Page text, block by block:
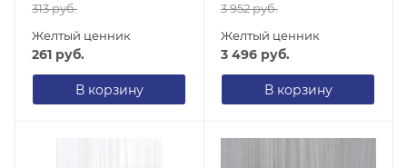
313руб.
Желтый ценник
261 руб.
В корзину
3 952руб.
Желтый ценник
3 496 руб.
В корзину